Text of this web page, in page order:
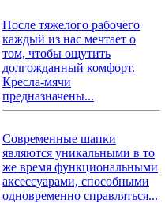
После тяжелого рабочего
каждый из нас мечтает о
том, чтобы ощутить
долгожданный комфорт.
Кресла-мячи
предназначены...
Современные шапки
являются уникальными в то
же время функциональными
аксессуарами, способными
одновременно справляться...